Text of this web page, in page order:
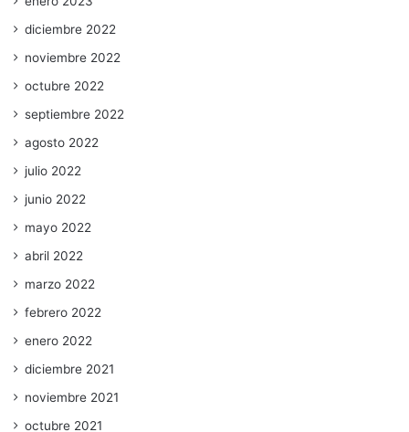
diciembre 2022
noviembre 2022
octubre 2022
septiembre 2022
agosto 2022
julio 2022
junio 2022
mayo 2022
abril 2022
marzo 2022
febrero 2022
enero 2022
diciembre 2021
noviembre 2021
octubre 2021